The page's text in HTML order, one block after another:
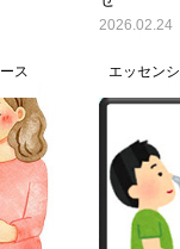
2026.02.24
ス エッセン